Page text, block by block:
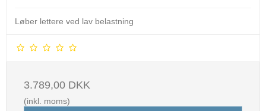
Løber lettere ved lav belastning
3.789,00 DKK
(inkl. moms)